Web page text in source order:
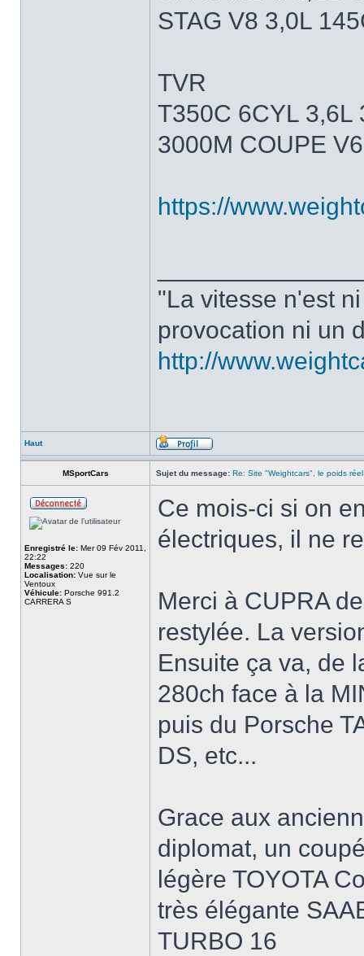
STAG V8 3,0L
TVR
T350C 6CYL 3,6L
3000M COUPE
https://
"La vitesse n'est
provocation ni un
http://
Haut
MSportCars Sujet du message: Re: Site "Weightcars", le poids
Enregistré le: Mer 09 Fév 2011,
22:22
Messages: 220
Localisation: Vue sur le
Ventoux
Véhicule: Porsche 991.2
CARRERA S
Ce mois-ci si on
électriques, il ne
Merci à CUPRA
restylée. La
Ensuite ça va, de
280ch face à la
puis du Porsche
DS, etc...
Grace aux
diplomat, un
légère TOYOTA
très élégante
TURBO 16